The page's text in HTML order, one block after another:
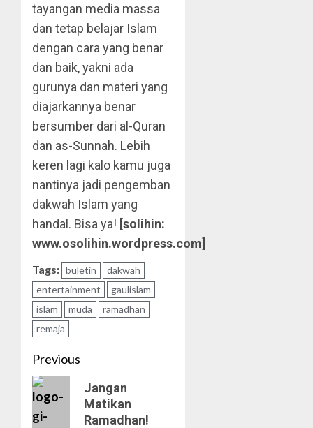
tayangan media massa
dan tetap belajar Islam
dengan cara yang benar
dan baik, yakni ada
gurunya dan materi yang
diajarkannya benar
bersumber dari al-Quran
dan as-Sunnah. Lebih
keren lagi kalo kamu juga
nantinya jadi pengemban
dakwah Islam yang
handal. Bisa ya! [solihin:
www.osolihin.wordpress.com]
Tags: buletin
dakwah
entertainment
gaulislam
islam
muda
ramadhan
remaja
Post
navigation
Previous
Previous
post:
Jangan
Matikan
Ramadhan!